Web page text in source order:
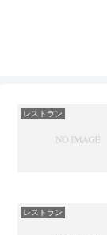
レストラン
レストラン